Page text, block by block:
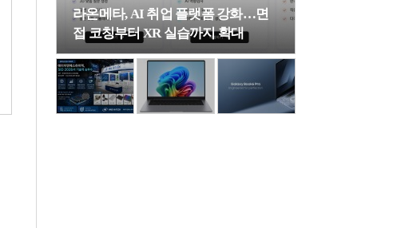
라온메타, AI 취업 플랫폼 강화…면
접 코칭부터 XR 실습까지 확대